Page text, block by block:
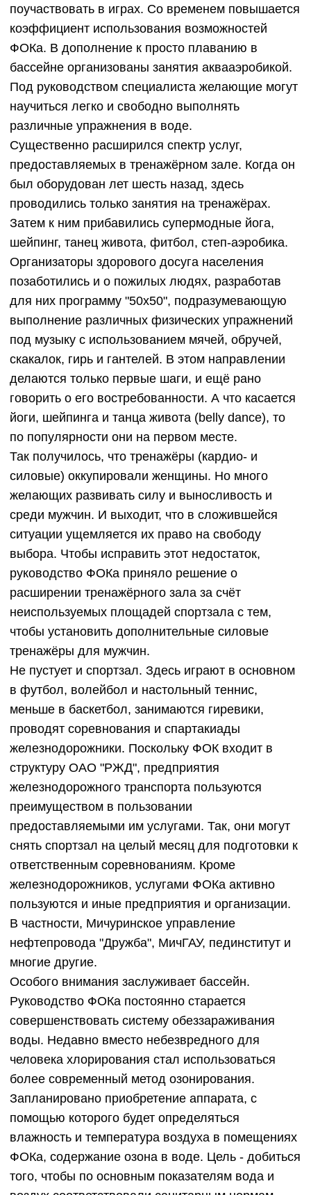
поучаствовать в играх. Со временем повышается
коэффициент использования возможностей
ФОКа. В дополнение к просто плаванию в
бассейне организованы занятия аквааэробикой.
Под руководством специалиста желающие могут
научиться легко и свободно выполнять
различные упражнения в воде.
Существенно расширился спектр услуг,
предоставляемых в тренажёрном зале. Когда он
был оборудован лет шесть назад, здесь
проводились только занятия на тренажёрах.
Затем к ним прибавились супермодные йога,
шейпинг, танец живота, фитбол, степ-аэробика.
Организаторы здорового досуга населения
позаботились и о пожилых людях, разработав
для них программу "50х50", подразумевающую
выполнение различных физических упражнений
под музыку с использованием мячей, обручей,
скакалок, гирь и гантелей. В этом направлении
делаются только первые шаги, и ещё рано
говорить о его востребованности. А что касается
йоги, шейпинга и танца живота (belly dance), то
по популярности они на первом месте.
Так получилось, что тренажёры (кардио- и
силовые) оккупировали женщины. Но много
желающих развивать силу и выносливость и
среди мужчин. И выходит, что в сложившейся
ситуации ущемляется их право на свободу
выбора. Чтобы исправить этот недостаток,
руководство ФОКа приняло решение о
расширении тренажёрного зала за счёт
неиспользуемых площадей спортзала с тем,
чтобы установить дополнительные силовые
тренажёры для мужчин.
Не пустует и спортзал. Здесь играют в основном
в футбол, волейбол и настольный теннис,
меньше в баскетбол, занимаются гиревики,
проводят соревнования и спартакиады
железнодорожники. Поскольку ФОК входит в
структуру ОАО "РЖД", предприятия
железнодорожного транспорта пользуются
преимуществом в пользовании
предоставляемыми им услугами. Так, они могут
снять спортзал на целый месяц для подготовки к
ответственным соревнованиям. Кроме
железнодорожников, услугами ФОКа активно
пользуются и иные предприятия и организации.
В частности, Мичуринское управление
нефтепровода "Дружба", МичГАУ, пединститут и
многие другие.
Особого внимания заслуживает бассейн.
Руководство ФОКа постоянно старается
совершенствовать систему обеззараживания
воды. Недавно вместо небезвредного для
человека хлорирования стал использоваться
более современный метод озонирования.
Запланировано приобретение аппарата, с
помощью которого будет определяться
влажность и температура воздуха в помещениях
ФОКа, содержание озона в воде. Цель - добиться
того, чтобы по основным показателям вода и